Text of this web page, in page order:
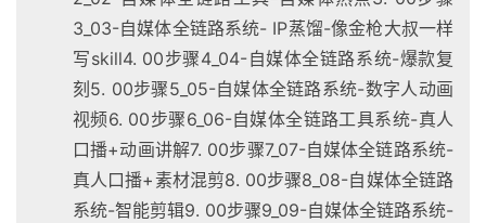
3_03-自媒体全链路系统- IP蒸馏-像金枪大叔一样
写skill4. 00步骤4_04-自媒体全链路系统-爆款复
刻5. 00步骤5_05-自媒体全链路系统-数字人动画
视频6. 00步骤6_06-自媒体全链路工具系统-真人
口播+动画讲解7. 00步骤7_07-自媒体全链路系统-
真人口播+素材混剪8. 00步骤8_08-自媒体全链路
系统-智能剪辑9. 00步骤9_09-自媒体全链路系统-